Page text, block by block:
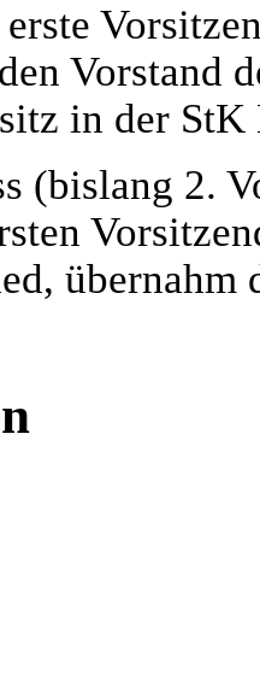
Vorstand
in der
(bislang 2.
übernahm